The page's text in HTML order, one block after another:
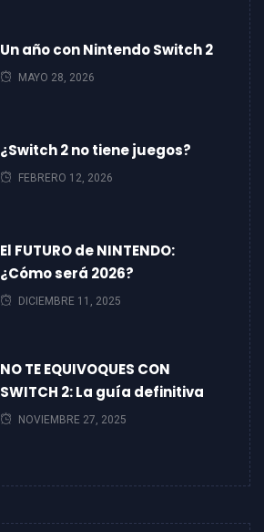
Un año con Nintendo Switch 2
MAYO 28, 2026
¿Switch 2 no tiene juegos?
FEBRERO 12, 2026
El FUTURO de NINTENDO:
¿Cómo será 2026?
DICIEMBRE 11, 2025
NO TE EQUIVOQUES CON
SWITCH 2: La guía definitiva
NOVIEMBRE 27, 2025